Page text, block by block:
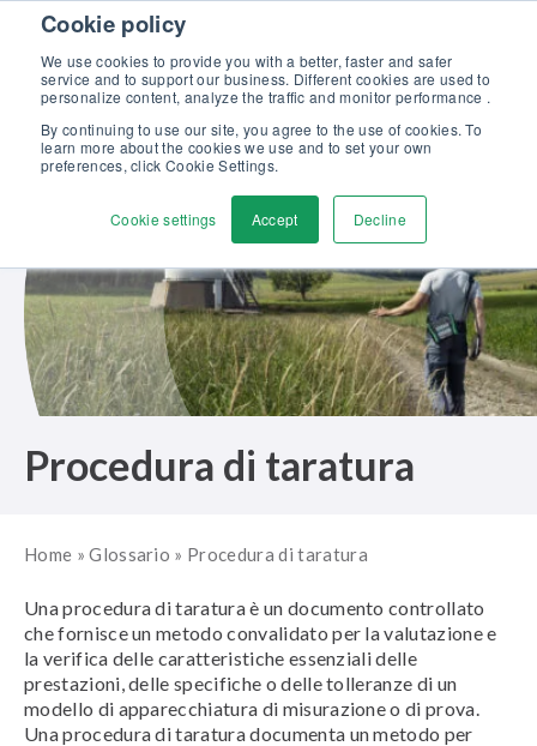
Cookie policy
We use cookies to provide you with a better, faster and safer
service and to support our business. Different cookies are used to
personalize content, analyze the traffic and monitor performance .
By continuing to use our site, you agree to the use of cookies. To
learn more about the cookies we use and to set your own
preferences, click Cookie Settings.
Cookie settings Accept Decline
Skip to content
Scopri la nostra nuova brochure Soluzioni Beamex per l’eccellenza
Contattaci
Procedura di taratura
Home »Glossario » Procedura di taratura
Una procedura di taratura è un documento controllato
che fornisce un metodo convalidato per la valutazione e
la verifica delle caratteristiche essenziali delle
prestazioni, delle specifiche o delle tolleranze di un
modello di apparecchiatura di misurazione o di prova.
Una procedura di taratura documenta un metodo per